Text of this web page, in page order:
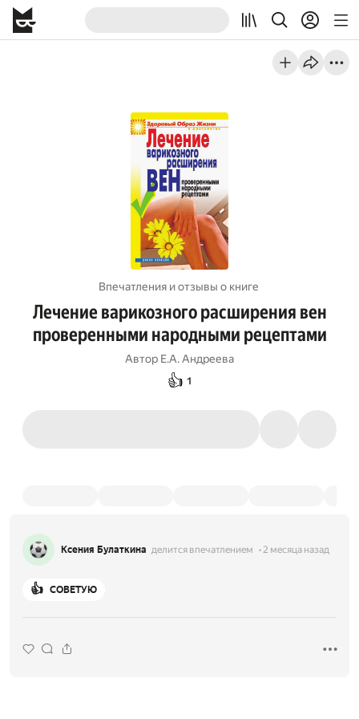
Впечатления и отзывы о книге
Лечение варикозного расширения вен
проверенными народными рецептами
Автор Е.А. Андреева
👍 1
Ксения Булаткина делится впечатлением 2 месяца назад
👍 СОВЕТУЮ